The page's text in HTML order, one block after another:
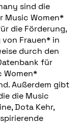
sind die
Music Women*
die Förderung,
Frauen* in
durch den
für
Women*
Außerdem gibt
die Music
Dota Kehr,